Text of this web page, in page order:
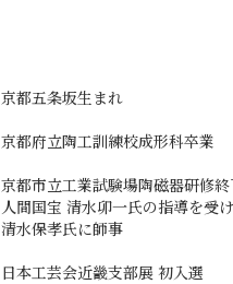
京都五条坂生まれ
京都府立陶工訓練校成形科卒業
京都市立工業試験場陶磁器研修終
人間国宝 清水卯一氏の指導を受
清水保孝氏に師事
日本工芸会近畿支部展 初入選